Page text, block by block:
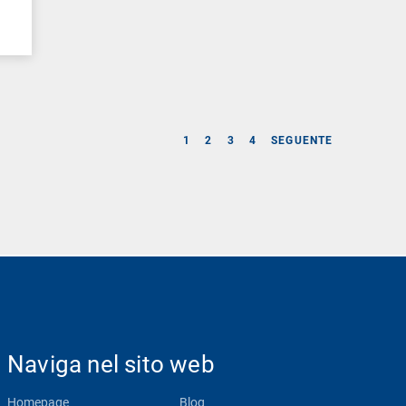
1 2 3 4 SEGUENTE
Naviga nel sito web
Homepage Blog